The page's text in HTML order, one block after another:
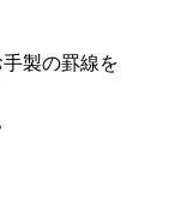
製の罫線を